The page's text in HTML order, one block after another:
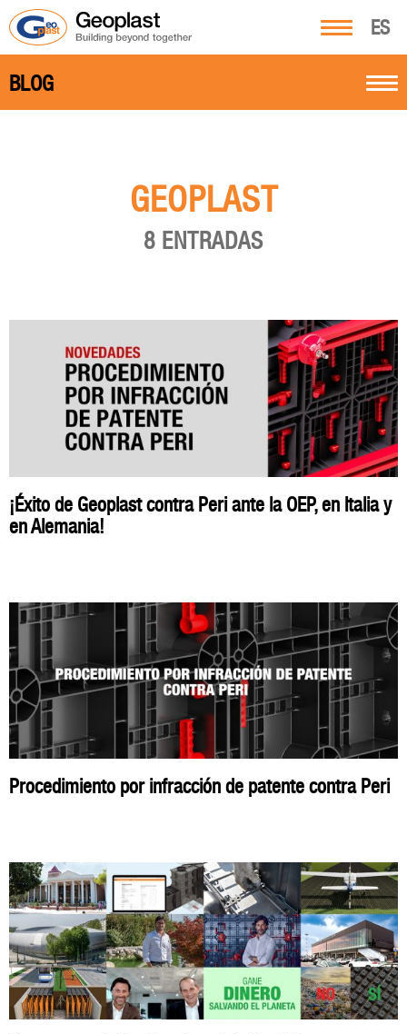
ES
BLOG
GEOPLAST
8 ENTRADAS
¡Éxito de Geoplast contra Peri ante la OEP, en Italia y
en Alemania!
Procedimiento por infracción de patente contra Peri